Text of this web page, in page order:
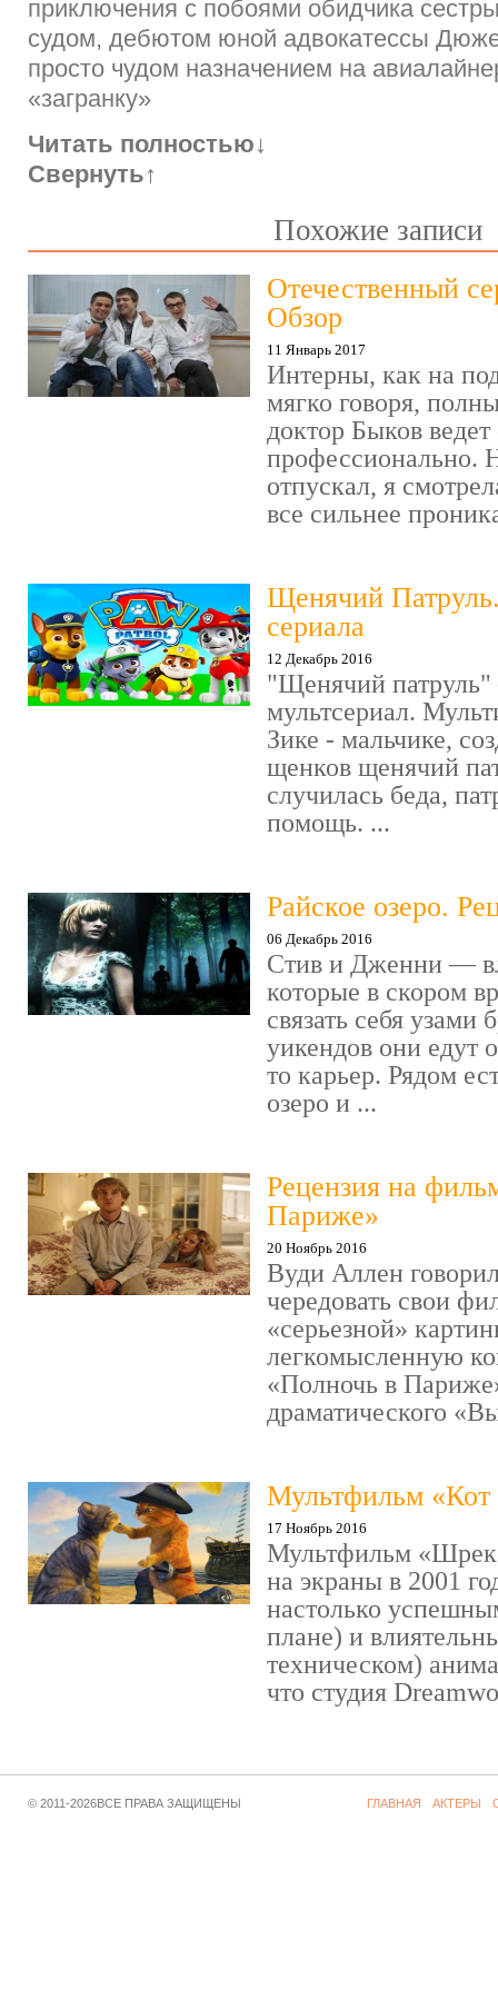
приключения с побоями обидчика
судом, дебютом юной адвокатессы
просто чудом назначением на
«загранку»
Читать полностью↓
Свернуть↑
Похожие записи
Отечественный
Обзор
11 Январь 2017
Интерны, как на
мягко говоря,
доктор Быков ведет
профессионально.
отпускал, я
все сильнее
Щенячий
сериала
12 Декабрь 2016
"Щенячий патруль"
мультсериал.
Зике - мальчике,
щенков щенячий
случилась беда,
помощь. ...
Райское озеро.
06 Декабрь 2016
Стив и Дженни —
которые в скором
связать себя узами
уикендов они едут
то карьер. Рядом
озеро и ...
Рецензия на
Париже»
20 Ноябрь 2016
Вуди Аллен
чередовать свои
«серьезной»
легкомысленную
«Полночь в
драматического
Мультфильм «Кот
17 Ноябрь 2016
Мультфильм
на экраны в 2001
настолько
плане) и
техническом)
что студия
© 2011-2026ВСЕ ПРАВА ЗАЩИЩЕНЫ ГЛАВНАЯ АКТЕРЫ